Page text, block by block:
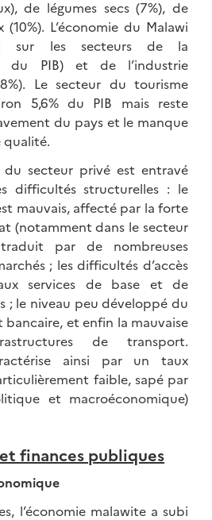
de légumes secs (7%), de
L’économie du Malawi
sur les secteurs de la
du PIB) et de l’industrie
Le secteur du tourisme
5,6% du PIB mais reste
du pays et le manque
qualité.
du secteur privé est entravé
difficultés structurelles : le
mauvais, affecté par la forte
(notamment dans le secteur
par de nombreuses
; les difficultés d’accès
services de base et de
; le niveau peu développé du
bancaire, et enfin la mauvaise
de transport.
ainsi par un taux
faible, sapé par
et macroéconomique)
finances publiques
l’économie malawite a subi